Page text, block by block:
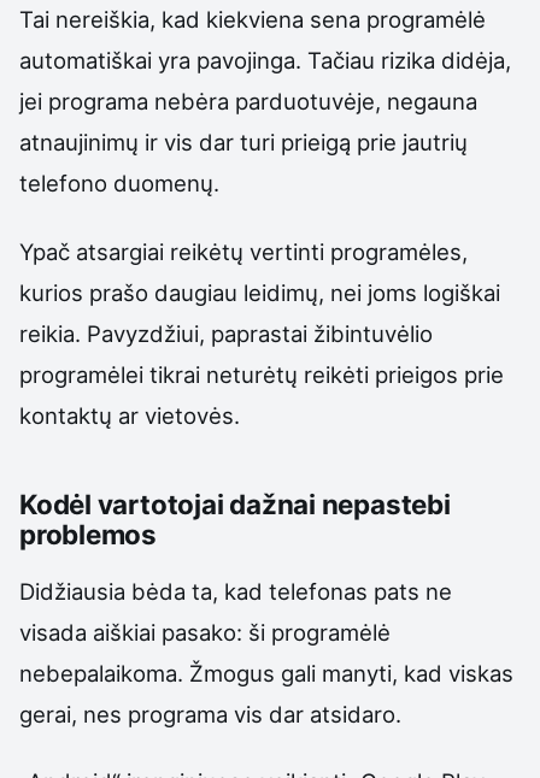
Tai nereiškia, kad kiekviena sena programėlė
automatiškai yra pavojinga. Tačiau rizika didėja,
jei programa nebėra parduotuvėje, negauna
atnaujinimų ir vis dar turi prieigą prie jautrių
telefono duomenų.
Ypač atsargiai reikėtų vertinti programėles,
kurios prašo daugiau leidimų, nei joms logiškai
reikia. Pavyzdžiui, paprastai žibintuvėlio
programėlei tikrai neturėtų reikėti prieigos prie
kontaktų ar vietovės.
Kodėl vartotojai dažnai nepastebi
problemos
Didžiausia bėda ta, kad telefonas pats ne
visada aiškiai pasako: ši programėlė
nebepalaikoma. Žmogus gali manyti, kad viskas
gerai, nes programa vis dar atsidaro.